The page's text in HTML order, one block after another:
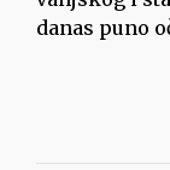
danas puno